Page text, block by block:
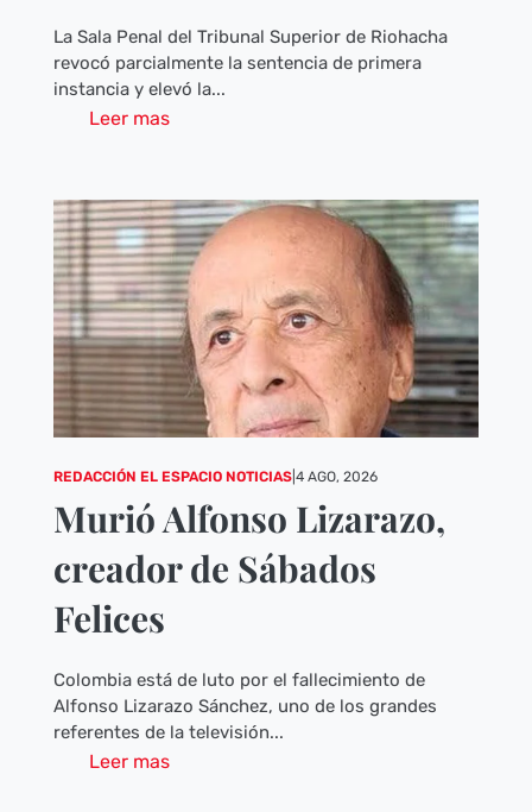
La Sala Penal del Tribunal Superior de Riohacha
revocó parcialmente la sentencia de primera
instancia y elevó la...
Leer mas
REDACCIÓN EL ESPACIO NOTICIAS| 4 AGO, 2026
Murió Alfonso Lizarazo,
creador de Sábados
Felices
Colombia está de luto por el fallecimiento de
Alfonso Lizarazo Sánchez, uno de los grandes
referentes de la televisión...
Leer mas